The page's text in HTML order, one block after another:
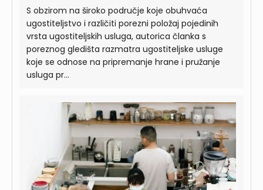
S obzirom na široko područje koje obuhvaća
ugostiteljstvo i različiti porezni položaj pojedinih
vrsta ugostiteljskih usluga, autorica članka s
poreznog gledišta razmatra ugostiteljske usluge
koje se odnose na pripremanje hrane i pružanje
usluga pr...